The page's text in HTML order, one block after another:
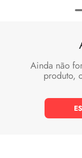
Ainda não
produto,